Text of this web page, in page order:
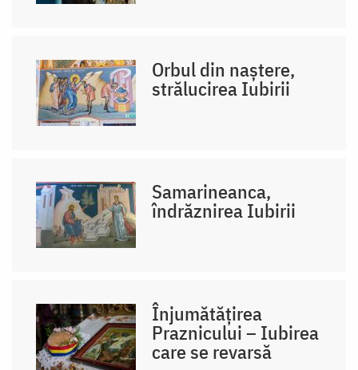
Orbul din naștere,
strălucirea Iubirii
Samarineanca,
îndrăznirea Iubirii
Înjumătățirea
Praznicului – Iubirea
care se revarsă